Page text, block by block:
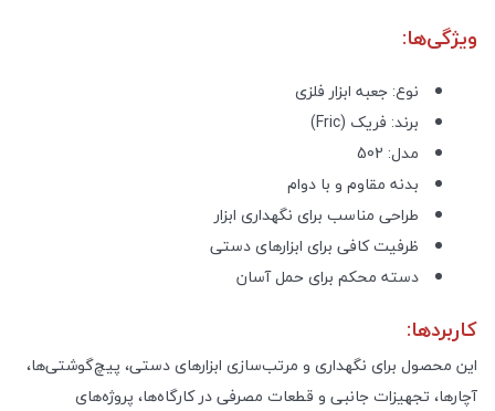
ویژگی‌ها:
نوع: جعبه ابزار فلزی
برند: فریک (Fric)
مدل: 502
بدنه مقاوم و با دوام
طراحی مناسب برای نگهداری ابزار
ظرفیت کافی برای ابزارهای دستی
دسته محکم برای حمل آسان
کاربردها:
این محصول برای نگهداری و مرتب‌سازی ابزارهای دستی، پیچ‌گوشتی‌ها،
آچارها، تجهیزات جانبی و قطعات مصرفی در کارگاه‌ها، پروژه‌های